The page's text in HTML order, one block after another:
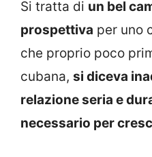
Si tratta di un bel
prospettiva per uno
che proprio poco
cubana, si diceva
relazione seria e
necessario per